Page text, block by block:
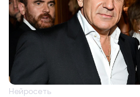
Нейросеть